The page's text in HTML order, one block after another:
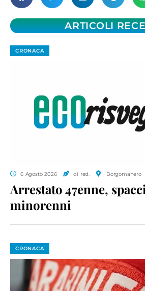
ARTICOLI
CRONACA
6 Agosto 2026 di red. Borgomanero
Arrestato 47enne,
minorenni
CRONACA